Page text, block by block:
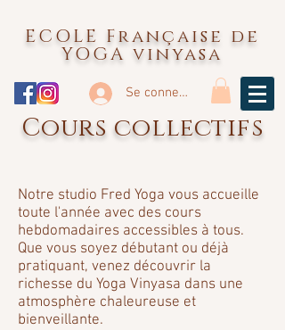
ECOLE Française de
YOGA vinyasa
Se connecter
Cours collectifs
Notre studio Fred Yoga vous accueille
toute l'année avec des cours
hebdomadaires accessibles à tous.
Que vous soyez débutant ou déjà
pratiquant, venez découvrir la
richesse du Yoga Vinyasa dans une
atmosphère chaleureuse et
bienveillante.